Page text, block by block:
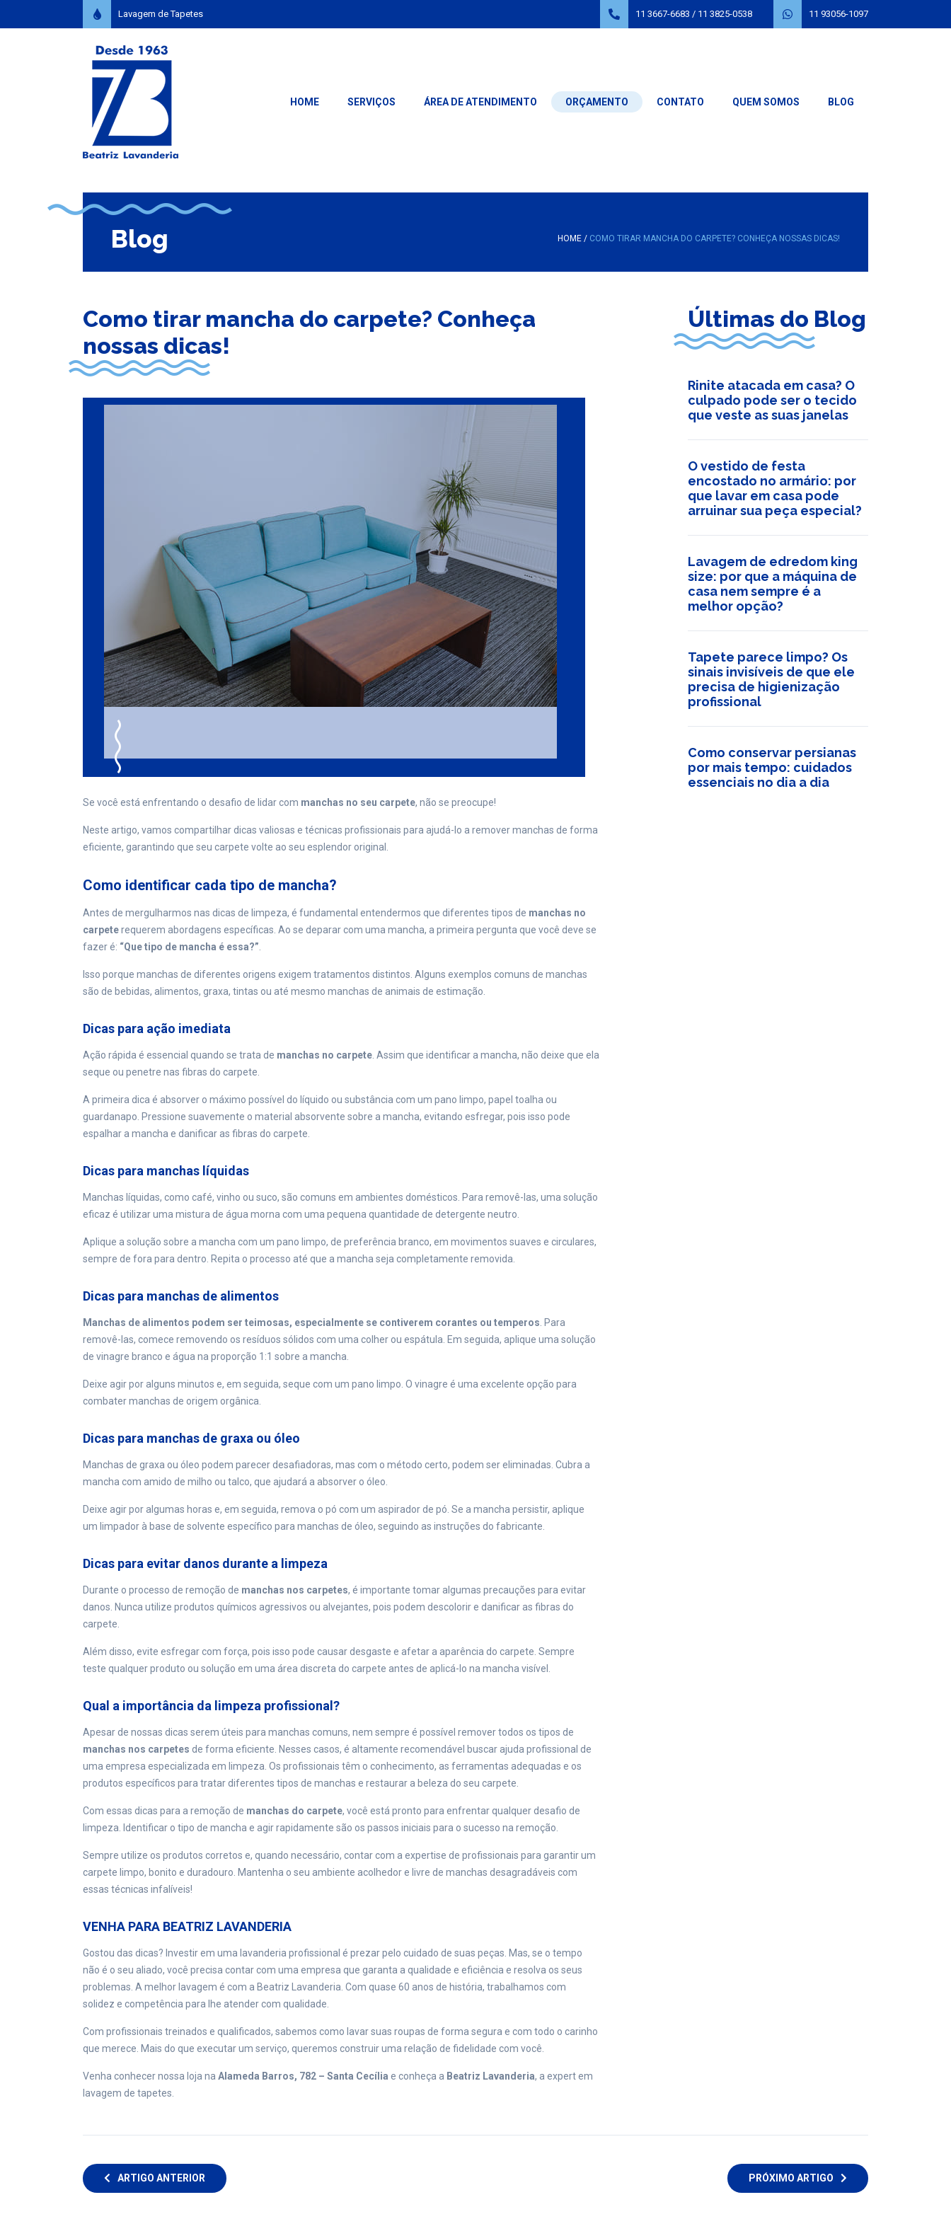
Lavagem de Tapetes 11 3667-6683 / 11 3825-0538 11 93056-1097
HOME SERVIÇOS
LAVAGEM DE PERSIANAS
ÁREA DE ATENDIMENTO ORÇAMENTO CONTATO QUEM SOMOS BLOG
Blog HOME / COMO TIRAR MANCHA DO CARPETE? CONHEÇA NOSSAS DICAS!
Como tirar mancha do carpete? Conheça
nossas dicas!
Se você está enfrentando o desafio de lidar com manchas no seu carpete, não se preocupe!
Neste artigo, vamos compartilhar dicas valiosas e técnicas profissionais para ajudá-lo a remover manchas de forma
eficiente, garantindo que seu carpete volte ao seu esplendor original.
Como identificar cada tipo de mancha?
Antes de mergulharmos nas dicas de limpeza, é fundamental entendermos que diferentes tipos de manchas no
carpeterequerem abordagens específicas. Ao se deparar com uma mancha, a primeira pergunta que você deve se
fazer é: “Que tipo de mancha é essa?”
Isso porque manchas de diferentes origens exigem tratamentos distintos. Alguns exemplos comuns de manchas
são de bebidas, alimentos, graxa, tintas ou até mesmo manchas de animais de estimação.
Dicas para ação imediata
Ação rápida é essencial quando se trata de manchas no carpete . Assim que identificar a mancha, não deixe que ela
seque ou penetre nas fibras do carpete.
A primeira dica é absorver o máximo possível do líquido ou substância com um pano limpo, papel toalha ou
guardanapo. Pressione suavemente o material absorvente sobre a mancha, evitando esfregar, pois isso pode
espalhar a mancha e danificar as fibras do carpete.
Dicas para manchas líquidas
Manchas líquidas, como café, vinho ou suco, são comuns em ambientes domésticos. Para removê-las, uma solução
eficaz é utilizar uma mistura de água morna com uma pequena quantidade de detergente neutro.
Aplique a solução sobre a mancha com um pano limpo, de preferência branco, em movimentos suaves e circulares,
sempre de fora para dentro. Repita o processo até que a mancha seja completamente removida.
Dicas para manchas de alimentos
Manchas de alimentos podem ser teimosas, especialmente se contiverem corantes ou temperos . Para
removê-las, comece removendo os resíduos sólidos com uma colher ou espátula. Em seguida, aplique uma solução
de vinagre branco e água na proporção 1:1 sobre a mancha.
Deixe agir por alguns minutos e, em seguida, seque com um pano limpo. O vinagre é uma excelente opção para
combater manchas de origem orgânica.
Dicas para manchas de graxa ou óleo
Manchas de graxa ou óleo podem parecer desafiadoras, mas com o método certo, podem ser eliminadas. Cubra a
mancha com amido de milho ou talco, que ajudará a absorver o óleo.
Deixe agir por algumas horas e, em seguida, remova o pó com um aspirador de pó. Se a mancha persistir, aplique
um limpador à base de solvente específico para manchas de óleo, seguindo as instruções do fabricante.
Dicas para evitar danos durante a limpeza
Durante o processo de remoção de manchas nos carpetes, é importante tomar algumas precauções para evitar
danos. Nunca utilize produtos químicos agressivos ou alvejantes, pois podem descolorir e danificar as fibras do
carpete.
Além disso, evite esfregar com força, pois isso pode causar desgaste e afetar a aparência do carpete. Sempre
teste qualquer produto ou solução em uma área discreta do carpete antes de aplicá-lo na mancha visível.
Qual a importância da limpeza profissional?
Apesar de nossas dicas serem úteis para manchas comuns, nem sempre é possível remover todos os tipos de
manchas nos carpetes de forma eficiente. Nesses casos, é altamente recomendável buscar ajuda profissional de
uma empresa especializada em limpeza. Os profissionais têm o conhecimento, as ferramentas adequadas e os
produtos específicos para tratar diferentes tipos de manchas e restaurar a beleza do seu carpete.
Com essas dicas para a remoção de manchas do carpete, você está pronto para enfrentar qualquer desafio de
limpeza. Identificar o tipo de mancha e agir rapidamente são os passos iniciais para o sucesso na remoção.
Sempre utilize os produtos corretos e, quando necessário, contar com a expertise de profissionais para garantir um
carpete limpo, bonito e duradouro. Mantenha o seu ambiente acolhedor e livre de manchas desagradáveis com
essas técnicas infalíveis!
VENHA PARA BEATRIZ LAVANDERIA
Gostou das dicas? Investir em uma lavanderia profissional é prezar pelo cuidado de suas peças. Mas, se o tempo
não é o seu aliado, você precisa contar com uma empresa que garanta a qualidade e eficiência e resolva os seus
problemas. A melhor lavagem é com a Beatriz Lavanderia. Com quase 60 anos de história, trabalhamos com
solidez e competência para lhe atender com qualidade.
Com profissionais treinados e qualificados, sabemos como lavar suas roupas de forma segura e com todo o carinho
que merece. Mais do que executar um serviço, queremos construir uma relação de fidelidade com você.
Venha conhecer nossa loja na Alameda Barros, 782 – Santa Cecília e conheça a Beatriz Lavanderia, a expert em
lavagem de tapetes.
Últimas do Blog
Rinite atacada em casa? O
culpado pode ser o tecido
que veste as suas janelas
O vestido de festa
encostado no armário: por
que lavar em casa pode
arruinar sua peça especial?
Lavagem de edredom king
size: por que a máquina de
casa nem sempre é a
melhor opção?
Tapete parece limpo? Os
sinais invisíveis de que ele
precisa de higienização
profissional
Como conservar persianas
por mais tempo: cuidados
essenciais no dia a dia
ARTIGO ANTERIOR PRÓXIMO ARTIGO